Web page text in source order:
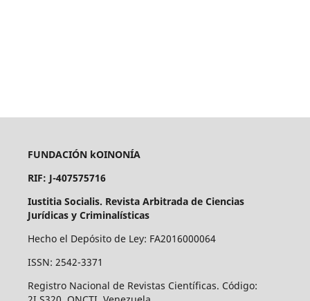
FUNDACIÓN kOINONÍA
RIF: J-407575716
Iustitia Socialis. Revista Arbitrada de Ciencias
Jurídicas y Criminalísticas
Hecho el Depósito de Ley: FA2016000064
ISSN: 2542-3371
Registro Nacional de Revistas Científicas. Código: